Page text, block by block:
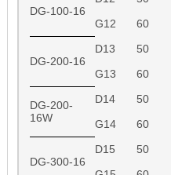
DG-100-16
G12
60
DG-200-16
D13 50
G13
60
DG-200-
16W
D14 50
G14
60
DG-300-16
D15 50